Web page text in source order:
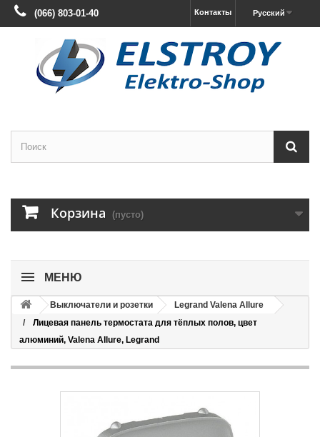
Русский
Контакты
(066) 803-01-40
Корзина (пусто)
МЕНЮ
Выключатели и розетки
Legrand Valena Allure
Лицевая панель термостата для тёплых полов, цвет
алюминий, Valena Allure, Legrand